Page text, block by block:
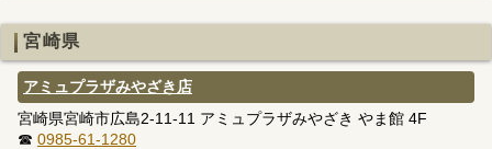
宮崎県
アミュプラザみやざき店
宮崎県宮崎市広島2-11-11 アミュプラザみやざき やま館 4F
☎ 0985-61-1280